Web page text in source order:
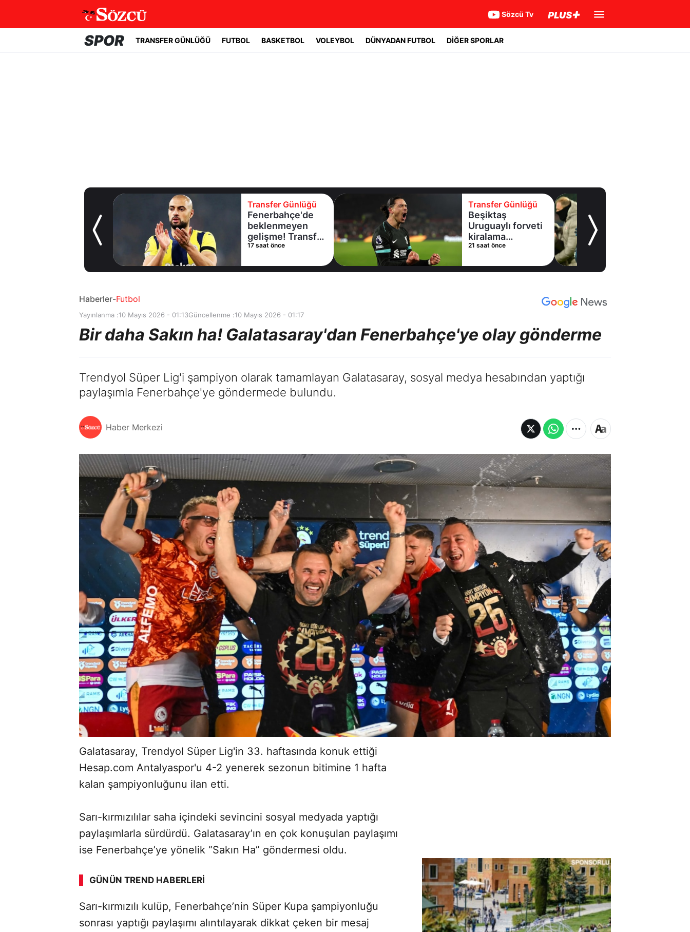
Sözcü Tv
SPOR TRANSFER GÜNLÜĞÜ FUTBOL BASKETBOL VOLEYBOL DÜNYADAN FUTBOL DİĞER SPORLAR
gelişme! Transfer
Transfer Günlüğü
Beşiktaş
Uruguaylı forveti
kiralama
konusunda Al
Adım adım Nunez
21 saat önce
Transfer Günlüğü
Batrakov’da ikinci
raunt
21 saat önce
Haberler-Futbol
Yayınlanma :10 Mayıs 2026 - 01:13Güncellenme :10 Mayıs 2026 - 01:17
Bir daha Sakın ha! Galatasaray'dan Fenerbahçe'ye olay gönderme
Trendyol Süper Lig'i şampiyon olarak tamamlayan Galatasaray, sosyal medya hesabından yaptığı
paylaşımla Fenerbahçe'ye göndermede bulundu.
Haber Merkezi
Galatasaray, Trendyol Süper Lig'in 33. haftasında konuk ettiği
Hesap.com Antalyaspor'u 4-2 yenerek sezonun bitimine 1 hafta
kalan şampiyonluğunu ilan etti.
Sarı-kırmızılılar saha içindeki sevincini sosyal medyada yaptığı
paylaşımlarla sürdürdü. Galatasaray’ın en çok konuşulan paylaşımı
ise Fenerbahçe’ye yönelik “Sakın Ha” göndermesi oldu.
GÜNÜN TREND HABERLERI
Sarı-kırmızılı kulüp, Fenerbahçe’nin Süper Kupa şampiyonluğu
sonrası yaptığı paylaşımı alıntılayarak dikkat çeken bir mesaj